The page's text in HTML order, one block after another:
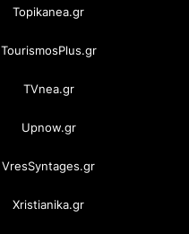
Topikanea.gr
TourismosPlus.gr
TVnea.gr
Upnow.gr
VresSyntages.gr
Xristianika.gr